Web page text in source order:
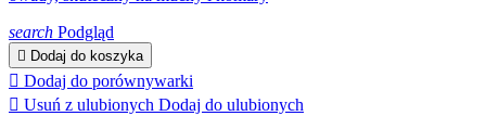
search Podgląd
 Dodaj do koszyka
 Dodaj do porównywarki
 Usuń z ulubionych Dodaj do ulubionych